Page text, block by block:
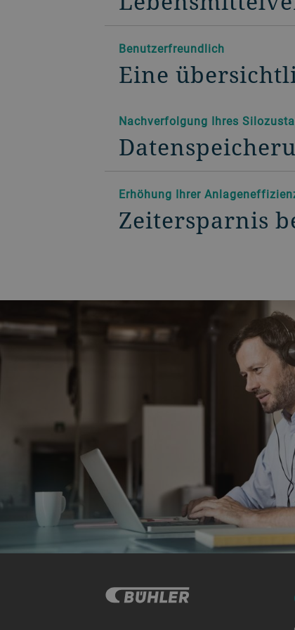
Benutzerfreundlich
Eine
Nachverfolgung Ihres
Erhöhung Ihrer
Zeitersparnis